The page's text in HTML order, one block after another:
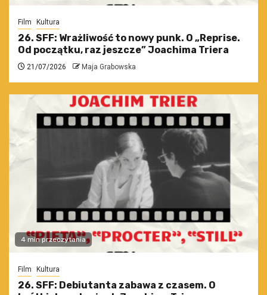
Film Kultura
26. SFF: Wrażliwość to nowy punk. O „Reprise.
Od początku, raz jeszcze” Joachima Triera
21/07/2026 Maja Grabowska
4 min przeczytania
Film Kultura
26. SFF: Debiutanta zabawa z czasem. O